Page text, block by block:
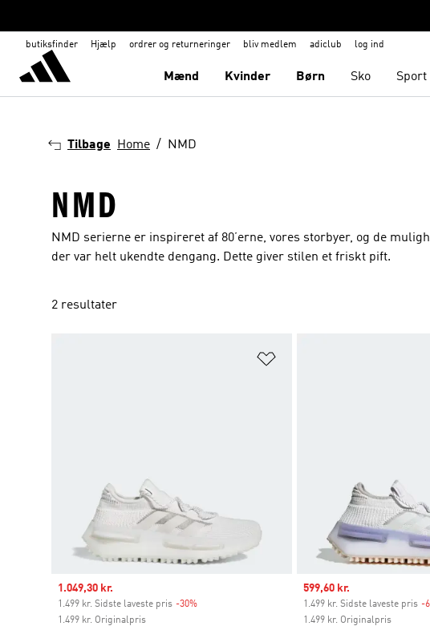
butiksfinder Hjælp ordrer og returneringer bliv medlem adiclub log ind
Mænd Kvinder Børn Sko Sport
Tilbage Home NMD
NMD
NMD serierne er inspireret af 80’erne, vores storbyer, og de
der var helt ukendte dengang. Dette giver stilen et friskt pift.
2 resultater
Sale price
1.049,30 kr.
1.499 kr. Sidste laveste pris -30%
1.499 kr. Originalpris
Sale price
599,60 kr.
1.499 kr. Sidste laveste pris -
1.499 kr. Originalpris